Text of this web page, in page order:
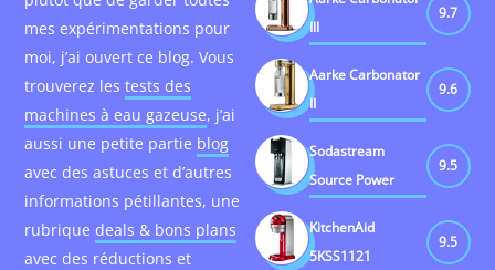
mes expérimentations pour
moi, j’ai ouvert ce blog. Vous
trouverez lestests des
machines à eau gazeuse, j’ai
aussi une petite partie blog
avec des astuces et d’autres
informations pétillantes, une
rubrique deals & bons plans
avec des réductions et
III
9.7
Aarke Carbonator
II
9.6
Sodastream
Source Power
9.5
KitchenAid
5KSS1121
9.5